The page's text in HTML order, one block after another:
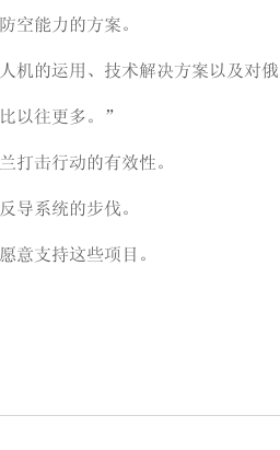
空能力的方案。
机的运用、技术解决方案以及对
以往更多。”
击行动的有效性。
导系统的步伐。
意支持这些项目。